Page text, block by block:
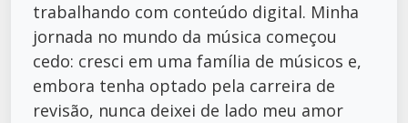
trabalhando com conteúdo digital. Minha
jornada no mundo da música começou
cedo: cresci em uma família de músicos e,
embora tenha optado pela carreira de
revisão, nunca deixei de lado meu amor